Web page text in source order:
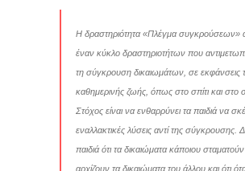
Η δραστηριότητα «Πλέγμα συγκρούσεων»
έναν κύκλο δραστηριοτήτων που
τη σύγκρουση δικαιωμάτων, σε εκφάνσεις
καθημερινής ζωής, όπως στο σπίτι και στο
Στόχος είναι να ενθαρρύνει τα παιδιά να
εναλλακτικές λύσεις αντί της σύγκρουσης.
παιδιά ότι τα δικαιώματα κάποιου
αρχίζουν τα δικαιώματα του άλλου και ότι